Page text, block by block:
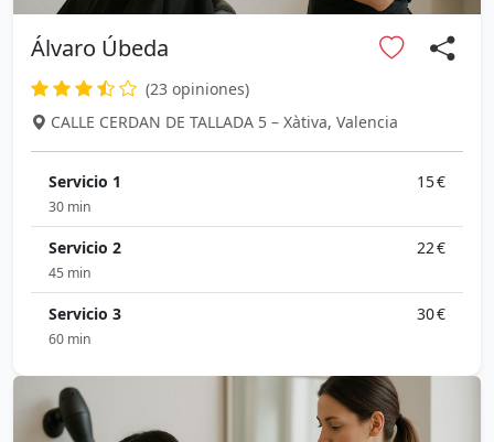
Álvaro Úbeda
(23 opiniones)
CALLE CERDAN DE TALLADA 5 – Xàtiva, Valencia
Servicio 1 15 €
30 min
Servicio 2 22 €
45 min
Servicio 3 30 €
60 min